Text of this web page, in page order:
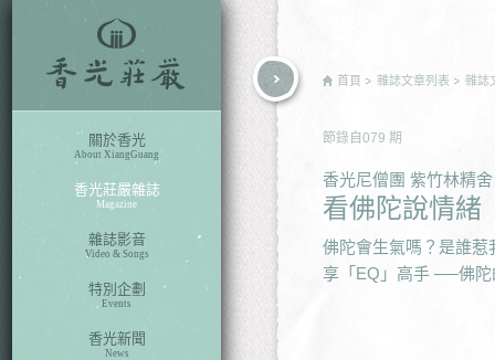
關於香光
About XiangGuang
香光莊嚴雜誌
Magazine
雜誌影音
Video & Songs
特別企劃
Events
香光新聞
News
首頁 雜誌文章列表 雜誌
節錄自 079 期
香光尼僧團 紫竹林精
看佛陀說情緒
佛陀會生氣嗎？是誰
享「EQ」高手 ──佛陀